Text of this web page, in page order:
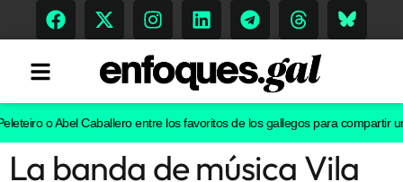
o Abel Caballero entre los favoritos de los gallegos para compartir un
La banda de música Vila